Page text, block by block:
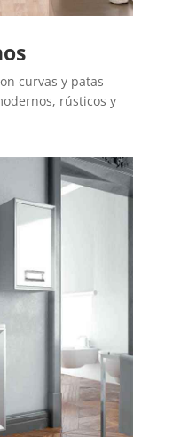
curvas y patas
rústicos y